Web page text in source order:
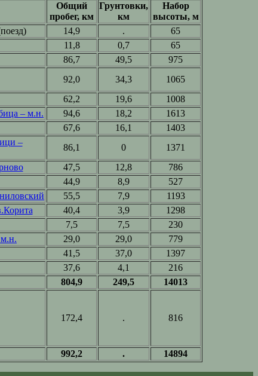
Общий
пробег, км
Грунтовки,
км
Набор
высоты, м
14,9 .
65
11,8 0,7
65
86,7 49,5
975
92,0 34,3
1065
62,2 19,6
1008
– м.н. 94,6 18,2
1613
67,6 16,1
1403
–
86,1 0
1371
47,5 12,8
786
44,9 8,9
527
55,5 7,9
1193
40,4 3,9
1298
7,5 7,5
230
29,0 29,0
779
41,5 37,0
1397
37,6 4,1
216
804,9 249,5 14013
172,4 . 816
992,2 . 14894